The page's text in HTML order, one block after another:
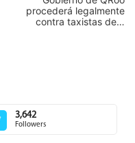
procederá legalmente
contra taxistas de…
3,642
Followers